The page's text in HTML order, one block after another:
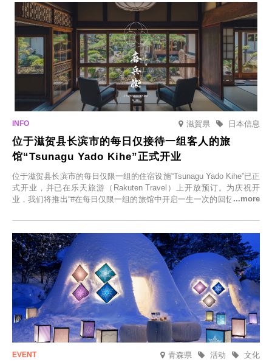
滋賀県 日本信息
位于滋贺县长滨市的每日仅接待一组客人的旅
馆“Tsunagu Yado Kihe”正式开业
位于滋贺县长滨市的每日仅限一组的住宿设施“Tsunagu Yado Kihe”已正
式开业，并已在乐天旅游（Rakuten Travel）上开放预订。为庆祝开
业，我们将推出“#在每日仅限一组的旅馆中开启一生一次的回忆之旅”活
在此与重要之人共度一段难忘的特别时光。
青森県 文化
活动